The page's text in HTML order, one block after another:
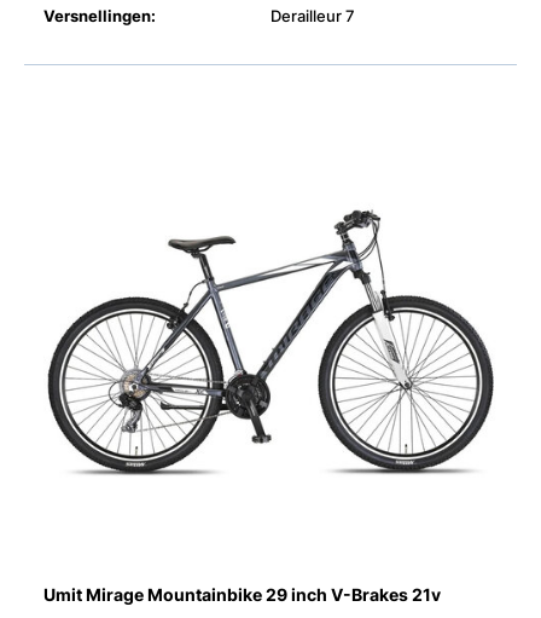
Versnellingen:
Derailleur 7
Umit Mirage Mountainbike 29 inch V-Brakes 21v